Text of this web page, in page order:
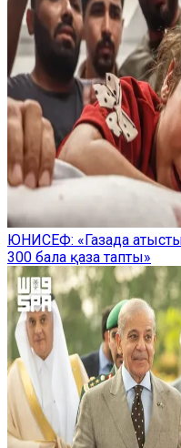
ЮНИСЕФ: «Газада атысты
300 бала қаза тапты»